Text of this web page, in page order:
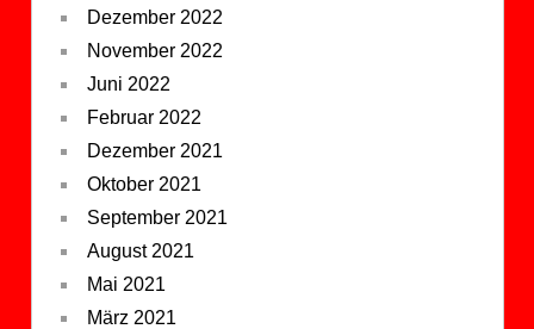
Dezember 2022
November 2022
Juni 2022
Februar 2022
Dezember 2021
Oktober 2021
September 2021
August 2021
Mai 2021
März 2021